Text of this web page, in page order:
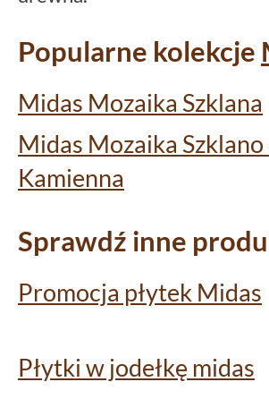
Popularne kolekcje
Midas Mozaika Szklana
Midas Mozaika Szklano
Kamienna
Sprawdź inne
Promocja płytek Midas
Płytki w jodełkę midas